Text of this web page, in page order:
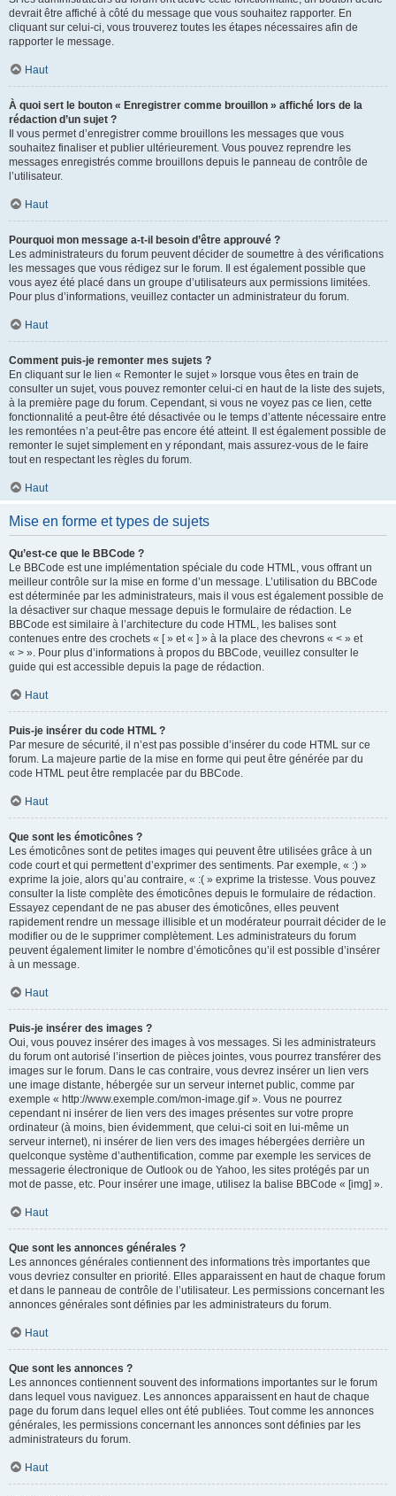
devrait être affiché à côté du message que vous souhaitez rapporter. En
cliquant sur celui-ci, vous trouverez toutes les étapes nécessaires afin de
rapporter le message.
Haut
À quoi sert le bouton « Enregistrer comme brouillon » affiché lors de la
rédaction d’un sujet ?
Il vous permet d’enregistrer comme brouillons les messages que vous
souhaitez finaliser et publier ultérieurement. Vous pouvez reprendre les
messages enregistrés comme brouillons depuis le panneau de contrôle de
l’utilisateur.
Haut
Pourquoi mon message a-t-il besoin d’être approuvé ?
Les administrateurs du forum peuvent décider de soumettre à des vérifications
les messages que vous rédigez sur le forum. Il est également possible que
vous ayez été placé dans un groupe d’utilisateurs aux permissions limitées.
Pour plus d’informations, veuillez contacter un administrateur du forum.
Haut
Comment puis-je remonter mes sujets ?
En cliquant sur le lien « Remonter le sujet » lorsque vous êtes en train de
consulter un sujet, vous pouvez remonter celui-ci en haut de la liste des sujets,
à la première page du forum. Cependant, si vous ne voyez pas ce lien, cette
fonctionnalité a peut-être été désactivée ou le temps d’attente nécessaire entre
les remontées n’a peut-être pas encore été atteint. Il est également possible de
remonter le sujet simplement en y répondant, mais assurez-vous de le faire
tout en respectant les règles du forum.
Haut
Mise en forme et types de sujets
Qu’est-ce que le BBCode ?
Le BBCode est une implémentation spéciale du code HTML, vous offrant un
meilleur contrôle sur la mise en forme d’un message. L’utilisation du BBCode
est déterminée par les administrateurs, mais il vous est également possible de
la désactiver sur chaque message depuis le formulaire de rédaction. Le
BBCode est similaire à l’architecture du code HTML, les balises sont
contenues entre des crochets « [ » et « ] » à la place des chevrons « < » et
« > ». Pour plus d’informations à propos du BBCode, veuillez consulter le
guide qui est accessible depuis la page de rédaction.
Haut
Puis-je insérer du code HTML ?
Par mesure de sécurité, il n’est pas possible d’insérer du code HTML sur ce
forum. La majeure partie de la mise en forme qui peut être générée par du
code HTML peut être remplacée par du BBCode.
Haut
Que sont les émoticônes ?
Les émoticônes sont de petites images qui peuvent être utilisées grâce à un
code court et qui permettent d’exprimer des sentiments. Par exemple, « :) »
exprime la joie, alors qu’au contraire, « :( » exprime la tristesse. Vous pouvez
consulter la liste complète des émoticônes depuis le formulaire de rédaction.
Essayez cependant de ne pas abuser des émoticônes, elles peuvent
rapidement rendre un message illisible et un modérateur pourrait décider de le
modifier ou de le supprimer complètement. Les administrateurs du forum
peuvent également limiter le nombre d’émoticônes qu’il est possible d’insérer
à un message.
Haut
Puis-je insérer des images ?
Oui, vous pouvez insérer des images à vos messages. Si les administrateurs
du forum ont autorisé l’insertion de pièces jointes, vous pourrez transférer des
images sur le forum. Dans le cas contraire, vous devrez insérer un lien vers
une image distante, hébergée sur un serveur internet public, comme par
exemple « http://www.exemple.com/mon-image.gif ». Vous ne pourrez
cependant ni insérer de lien vers des images présentes sur votre propre
ordinateur (à moins, bien évidemment, que celui-ci soit en lui-même un
serveur internet), ni insérer de lien vers des images hébergées derrière un
quelconque système d’authentification, comme par exemple les services de
messagerie électronique de Outlook ou de Yahoo, les sites protégés par un
mot de passe, etc. Pour insérer une image, utilisez la balise BBCode « [img] ».
Haut
Que sont les annonces générales ?
Les annonces générales contiennent des informations très importantes que
vous devriez consulter en priorité. Elles apparaissent en haut de chaque forum
et dans le panneau de contrôle de l’utilisateur. Les permissions concernant les
annonces générales sont définies par les administrateurs du forum.
Haut
Que sont les annonces ?
Les annonces contiennent souvent des informations importantes sur le forum
dans lequel vous naviguez. Les annonces apparaissent en haut de chaque
page du forum dans lequel elles ont été publiées. Tout comme les annonces
générales, les permissions concernant les annonces sont définies par les
administrateurs du forum.
Haut